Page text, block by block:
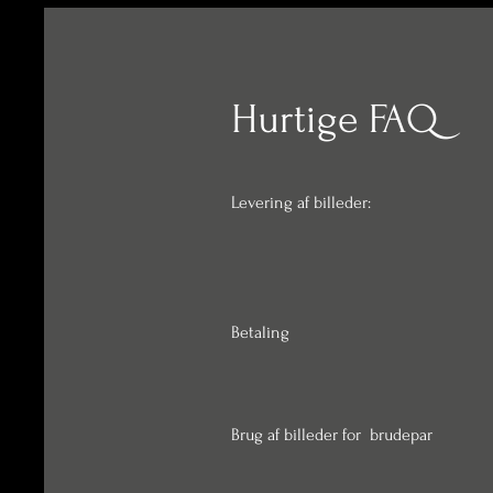
Hurtige FAQ
Levering af billeder:
Betaling
Brug af billeder for brudepar